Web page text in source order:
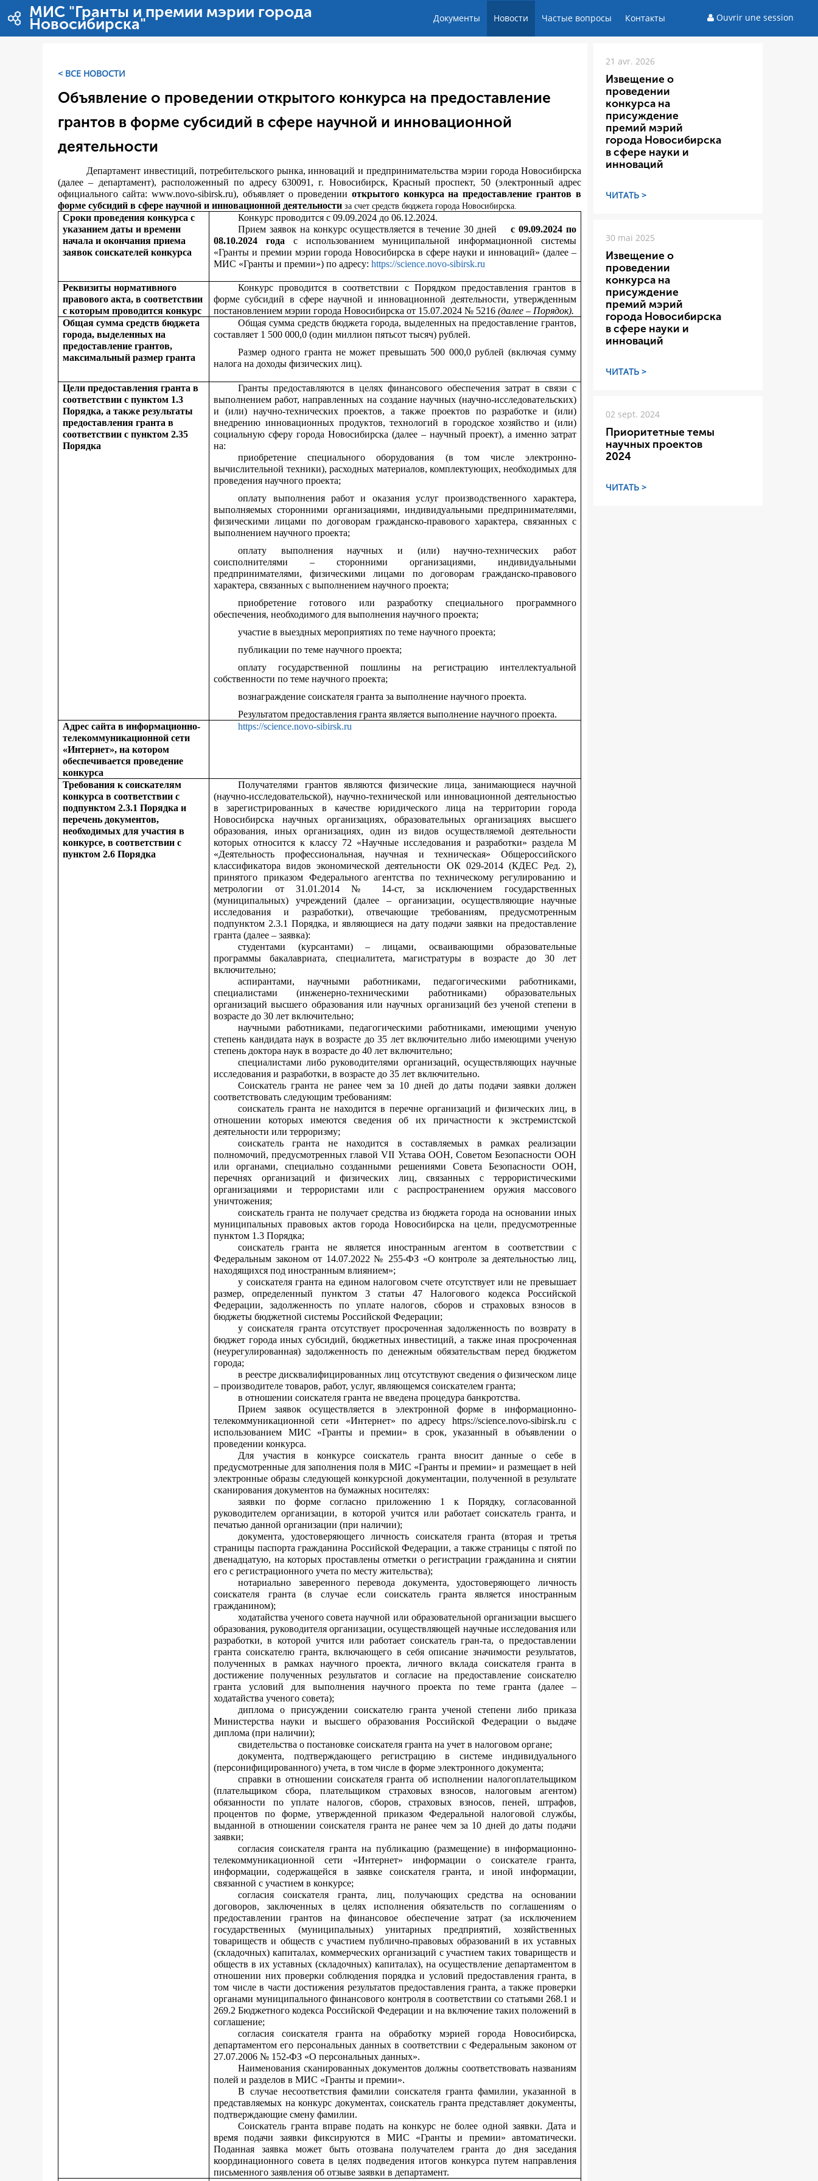
Saut au contenu
МИС "Гранты и премии мэрии города
Новосибирска" Документы Новости Частые вопросы Контакты Ouvrir une session
< ВСЕ НОВОСТИ
Объявление о проведении открытого конкурса на предоставление
грантов в форме субсидий в сфере научной и инновационной
деятельности
Департамент инвестиций, потребительского рынка, инноваций и предпринимательства мэрии города Новосибирска
(далее – департамент), расположенный по адресу 630091, г. Новосибирск, Красный проспект, 50 (электронный адрес
официального сайта: www.novo-sibirsk.ru), объявляет о проведении открытого конкурса на предоставление грантов в
форме субсидий в сфере научной и инновационной деятельности за счет средств бюджета города Новосибирска.
Сроки проведения конкурса с
указанием даты и времени
начала и окончания приема
заявок соискателей конкурса
Конкурс проводится с 09.09.2024 до 06.12.2024.
Прием заявок на конкурс осуществляется в течение 30 днейс 09.09.2024 по
08.10.2024 года с использованием муниципальной информационной системы
«Гранты и премии мэрии города Новосибирска в сфере науки и инноваций» (далее –
МИС «Гранты и премии») по адресу:https://science.novo-sibirsk.ru
Реквизиты нормативного
правового акта, в соответствии
с которым проводится конкурс
Конкурс проводится в соответствии с Порядком предоставления грантов в
форме субсидий в сфере научной и инновационной деятельности, утвержденным
постановлением мэрии города Новосибирска от 15.07.2024 № 5216(далее – Порядок).
Общая сумма средств бюджета
города, выделенных на
предоставление грантов,
максимальный размер гранта
Общая сумма средств бюджета города, выделенных на предоставление грантов,
составляет 1 500 000,0 (один миллион пятьсот тысяч) рублей.
Размер одного гранта не может превышать 500 000,0 рублей (включая сумму
налога на доходы физических лиц).
Цели предоставления гранта в
соответствии с пунктом 1.3
Порядка, а также результаты
предоставления гранта в
соответствии с пунктом 2.35
Порядка
Гранты предоставляются в целях финансового обеспечения затрат в связи с
выполнением работ, направленных на создание научных (научно-исследовательских)
и (или) научно-технических проектов, а также проектов по разработке и (или)
внедрению инновационных продуктов, технологий в городское хозяйство и (или)
социальную сферу города Новосибирска (далее – научный проект), а именно затрат
на:
приобретение специального оборудования (в том числе электронно-
вычислительной техники), расходных материалов, комплектующих, необходимых для
проведения научного проекта;
оплату выполнения работ и оказания услуг производственного характера,
выполняемых сторонними организациями, индивидуальными предпринимателями,
физическими лицами по договорам гражданско-правового характера, связанных с
выполнением научного проекта;
оплату выполнения научных и (или) научно-технических работ
соисполнителями – сторонними организациями, индивидуальными
предпринимателями, физическими лицами по договорам гражданско-правового
характера, связанных с выполнением научного проекта;
приобретение готового или разработку специального программного
обеспечения, необходимого для выполнения научного проекта;
участие в выездных мероприятиях по теме научного проекта;
публикации по теме научного проекта;
оплату государственной пошлины на регистрацию интеллектуальной
собственности по теме научного проекта;
вознаграждение соискателя гранта за выполнение научного проекта.
Результатом предоставления гранта является выполнение научного проекта.
Адрес сайта в информационно-
телекоммуникационной сети
«Интернет», на котором
обеспечивается проведение
конкурса
https://science.novo-sibirsk.ru
Требования к соискателям
конкурса в соответствии с
подпунктом 2.3.1 Порядка и
перечень документов,
необходимых для участия в
конкурсе, в соответствии с
пунктом 2.6 Порядка
Получателями грантов являются физические лица, занимающиеся научной
(научно-исследовательской), научно-технической или инновационной деятельностью
в зарегистрированных в качестве юридического лица на территории города
Новосибирска научных организациях, образовательных организациях высшего
образования, иных организациях, один из видов осуществляемой деятельности
которых относится к классу 72 «Научные исследования и разработки» раздела M
«Деятельность профессиональная, научная и техническая» Общероссийского
классификатора видов экономической деятельности ОК 029-2014 (КДЕС Ред. 2),
принятого приказом Федерального агентства по техническому регулированию и
метрологии от 31.01.2014 № 14-ст, за исключением государственных
(муниципальных) учреждений (далее – организации, осуществляющие научные
исследования и разработки), отвечающие требованиям, предусмотренным
подпунктом 2.3.1 Порядка, и являющиеся на дату подачи заявки на предоставление
гранта (далее – заявка):
студентами (курсантами) – лицами, осваивающими образовательные
программы бакалавриата, специалитета, магистратуры в возрасте до 30 лет
включительно;
аспирантами, научными работниками, педагогическими работниками,
специалистами (инженерно-техническими работниками) образовательных
организаций высшего образования или научных организаций без ученой степени в
возрасте до 30 лет включительно;
научными работниками, педагогическими работниками, имеющими ученую
степень кандидата наук в возрасте до 35 лет включительно либо имеющими ученую
степень доктора наук в возрасте до 40 лет включительно;
специалистами либо руководителями организаций, осуществляющих научные
исследования и разработки, в возрасте до 35 лет включительно.
Соискатель гранта не ранее чем за 10 дней до даты подачи заявки должен
соответствовать следующим требованиям:
соискатель гранта не находится в перечне организаций и физических лиц, в
отношении которых имеются сведения об их причастности к экстремистской
деятельности или терроризму;
соискатель гранта не находится в составляемых в рамках реализации
полномочий, предусмотренных главой VII Устава ООН, Советом Безопасности ООН
или органами, специально созданными решениями Совета Безопасности ООН,
перечнях организаций и физических лиц, связанных с террористическими
организациями и террористами или с распространением оружия массового
уничтожения;
соискатель гранта не получает средства из бюджета города на основании иных
муниципальных правовых актов города Новосибирска на цели, предусмотренные
пунктом 1.3 Порядка;
соискатель гранта не является иностранным агентом в соответствии с
Федеральным законом от 14.07.2022 № 255-ФЗ «О контроле за деятельностью лиц,
находящихся под иностранным влиянием»;
у соискателя гранта на едином налоговом счете отсутствует или не превышает
размер, определенный пунктом 3 статьи 47 Налогового кодекса Российской
Федерации, задолженность по уплате налогов, сборов и страховых взносов в
бюджеты бюджетной системы Российской Федерации;
у соискателя гранта отсутствует просроченная задолженность по возврату в
бюджет города иных субсидий, бюджетных инвестиций, а также иная просроченная
(неурегулированная) задолженность по денежным обязательствам перед бюджетом
города;
в реестре дисквалифицированных лиц отсутствуют сведения о физическом лице
– производителе товаров, работ, услуг, являющемся соискателем гранта;
в отношении соискателя гранта не введена процедура банкротства.
Прием заявок осуществляется в электронной форме в информационно-
телекоммуникационной сети «Интернет» по адресу https://science.novo-sibirsk.ru с
использованием МИС «Гранты и премии» в срок, указанный в объявлении о
проведении конкурса.
Для участия в конкурсе соискатель гранта вносит данные о себе в
предусмотренные для заполнения поля в МИС «Гранты и премии» и размещает в ней
электронные образы следующей конкурсной документации, полученной в результате
сканирования документов на бумажных носителях:
заявки по форме согласно приложению 1 к Порядку, согласованной
руководителем организации, в которой учится или работает соискатель гранта, и
печатью данной организации (при наличии);
документа, удостоверяющего личность соискателя гранта (вторая и третья
страницы паспорта гражданина Российской Федерации, а также страницы с пятой по
двенадцатую, на которых проставлены отметки о регистрации гражданина и снятии
его с регистрационного учета по месту жительства);
нотариально заверенного перевода документа, удостоверяющего личность
соискателя гранта (в случае если соискатель гранта является иностранным
гражданином);
ходатайства ученого совета научной или образовательной организации высшего
образования, руководителя организации, осуществляющей научные исследования или
разработки, в которой учится или работает соискатель гран-та, о предоставлении
гранта соискателю гранта, включающего в себя описание значимости результатов,
полученных в рамках научного проекта, личного вклада соискателя гранта в
достижение полученных результатов и согласие на предоставление соискателю
гранта условий для выполнения научного проекта по теме гранта (далее –
ходатайства ученого совета);
диплома о присуждении соискателю гранта ученой степени либо приказа
Министерства науки и высшего образования Российской Федерации о выдаче
диплома (при наличии);
свидетельства о постановке соискателя гранта на учет в налоговом органе;
документа, подтверждающего регистрацию в системе индивидуального
(персонифицированного) учета, в том числе в форме электронного документа;
справки в отношении соискателя гранта об исполнении налогоплательщиком
(плательщиком сбора, плательщиком страховых взносов, налоговым агентом)
обязанности по уплате налогов, сборов, страховых взносов, пеней, штрафов,
процентов по форме, утвержденной приказом Федеральной налоговой службы,
выданной в отношении соискателя гранта не ранее чем за 10 дней до даты подачи
заявки;
согласия соискателя гранта на публикацию (размещение) в информационно-
телекоммуникационной сети «Интернет» информации о соискателе гранта,
информации, содержащейся в заявке соискателя гранта, и иной информации,
связанной с участием в конкурсе;
согласия соискателя гранта, лиц, получающих средства на основании
договоров, заключенных в целях исполнения обязательств по соглашениям о
предоставлении грантов на финансовое обеспечение затрат (за исключением
государственных (муниципальных) унитарных предприятий, хозяйственных
товариществ и обществ с участием публично-правовых образований в их уставных
(складочных) капиталах, коммерческих организаций с участием таких товариществ и
обществ в их уставных (складочных) капиталах), на осуществление департаментом в
отношении них проверки соблюдения порядка и условий предоставления гранта, в
том числе в части достижения результатов предоставления гранта, а также проверки
органами муниципального финансового контроля в соответствии со статьями 268.1 и
269.2 Бюджетного кодекса Российской Федерации и на включение таких положений в
соглашение;
согласия соискателя гранта на обработку мэрией города Новосибирска,
департаментом его персональных данных в соответствии с Федеральным законом от
27.07.2006 № 152-ФЗ «О персональных данных».
Наименования сканированных документов должны соответствовать названиям
полей и разделов в МИС «Гранты и премии».
В случае несоответствия фамилии соискателя гранта фамилии, указанной в
представляемых на конкурс документах, соискатель гранта представляет документы,
подтверждающие смену фамилии.
Соискатель гранта вправе подать на конкурс не более одной заявки. Дата и
время подачи заявки фиксируются в МИС «Гранты и премии» автоматически.
Поданная заявка может быть отозвана получателем гранта до дня заседания
координационного совета в целях подведения итогов конкурса путем направления
письменного заявления об отзыве заявки в департамент.
21 avr. 2026
Извещение о
проведении
конкурса на
присуждение
премий мэрий
города Новосибирска
в сфере науки и
инноваций
ЧИТАТЬ >
30 mai 2025
Извещение о
проведении
конкурса на
присуждение
премий мэрий
города Новосибирска
в сфере науки и
инноваций
ЧИТАТЬ >
02 sept. 2024
Приоритетные темы
научных проектов
2024
ЧИТАТЬ >